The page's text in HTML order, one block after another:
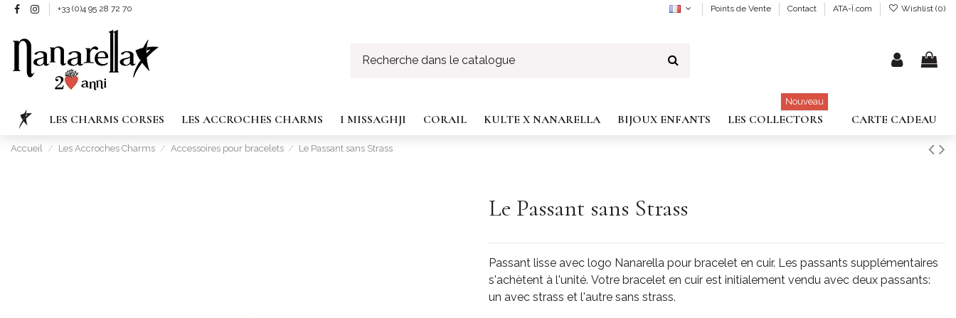
+33 (0)4 95 28 72 70 Points de Vente Contact ATA-Ï.com Wishlist (0)
LES CHARMS CORSES LES ACCROCHES CHARMS I MISSAGHJI CORAIL KULTE X NANARELLA BIJOUX ENFANTS CARTE CADEAU
LES COLLECTORS
Nouveau
Accueil Les Accroches Charms Accessoires pour bracelets Le Passant sans Strass
Le Passant sans Strass
Passant lisse avec logo Nanarella pour bracelet en cuir. Les passants supplémentaires
s'achètent à l'unité. Votre bracelet en cuir est initialement vendu avec deux passants:
un avec strass et l'autre sans strass.